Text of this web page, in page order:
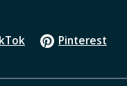
Pinterest